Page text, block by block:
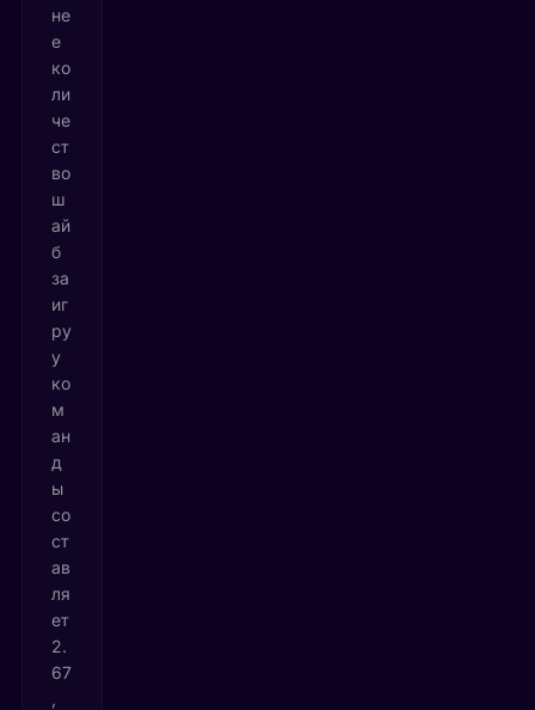
не
е
ко
ли
че
ст
во
ш
ай
б
за
иг
ру
у
ко
м
ан
д
ы
со
ст
ав
ля
ет
2.
67